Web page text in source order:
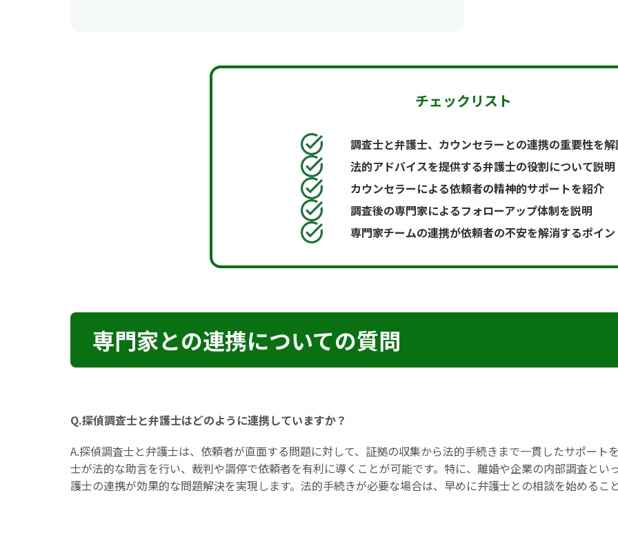
チェックリスト
調査士と弁護士、カウンセラーとの連携の重要性を
法的アドバイスを提供する弁護士の役割について説明
カウンセラーによる依頼者の精神的サポートを紹介
調査後の専門家によるフォローアップ体制を説明
専門家チームの連携が依頼者の不安を解消するポイ
専門家との連携についての質問
Q.探偵調査士と弁護士はどのように連携していますか？
A.探偵調査士と弁護士は、依頼者が直面する問題に対して、証拠の収集から法的手続きまで一貫したサポート
士が法的な助言を行い、裁判や調停で依頼者を有利に導くことが可能です。特に、離婚や企業の内部調査と
護士の連携が効果的な問題解決を実現します。法的手続きが必要な場合は、早めに弁護士との相談を始めるこ